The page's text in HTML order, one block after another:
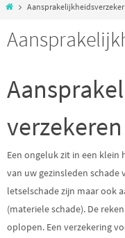
Home
verzekeren
Een ongeluk zit in een klein
van uw gezinsleden schade
letselschade zijn maar ook
(materiele schade). De
oplopen. Een verzekering